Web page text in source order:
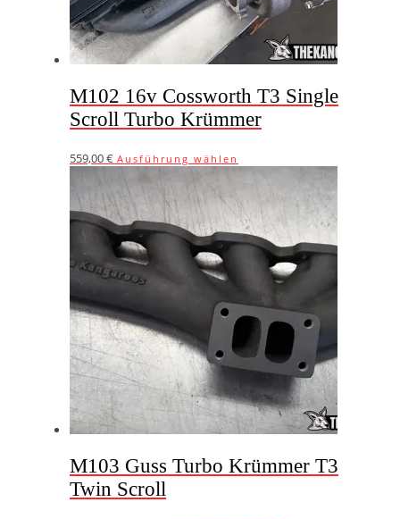
werden
M102 16v Cossworth T3 Single
Scroll Turbo Krümmer
559,00€ Ausführung wählen
Produkt
mehrere
Varianten
auf.
Die
Optionen
können
auf
Produktseite
gewählt
werden
M103 Guss Turbo Krümmer T3
Twin Scroll